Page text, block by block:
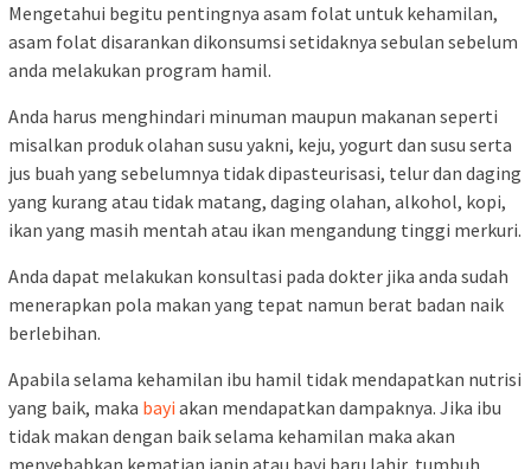
Mengetahui begitu pentingnya asam folat untuk kehamilan,
asam folat disarankan dikonsumsi setidaknya sebulan sebelum
anda melakukan program hamil.
Anda harus menghindari minuman maupun makanan seperti
misalkan produk olahan susu yakni, keju, yogurt dan susu serta
jus buah yang sebelumnya tidak dipasteurisasi, telur dan daging
yang kurang atau tidak matang, daging olahan, alkohol, kopi,
ikan yang masih mentah atau ikan mengandung tinggi merkuri.
Anda dapat melakukan konsultasi pada dokter jika anda sudah
menerapkan pola makan yang tepat namun berat badan naik
berlebihan.
Apabila selama kehamilan ibu hamil tidak mendapatkan nutrisi
yang baik, maka bayi akan mendapatkan dampaknya. Jika ibu
tidak makan dengan baik selama kehamilan maka akan